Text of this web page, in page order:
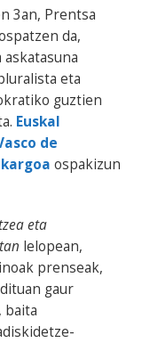
3an, Prentsa
da,
eta
guztien
Euskal
de
ospakizun
eta
lelopean,
prenseak,
gaur
baita